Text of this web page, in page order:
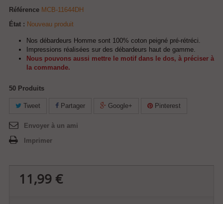
Référence MCB-11644DH
État : Nouveau produit
Nos débardeurs Homme sont 100% coton peigné pré-rétréci.
Impressions réalisées sur des débardeurs haut de gamme.
Nous pouvons aussi mettre le motif dans le dos, à préciser à
la commande.
50 Produits
Tweet Partager Google+ Pinterest
Envoyer à un ami
Imprimer
11,99 €